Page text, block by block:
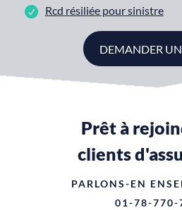
Rcd résiliée pour sinistre
DEMANDER
Prêt à
clients
PARLONS-EN
01-78-770-